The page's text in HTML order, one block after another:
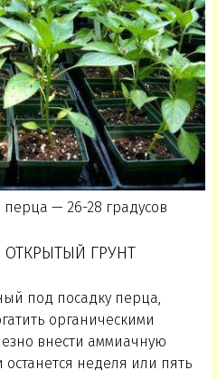
— 26-28 градусов
ГРУНТ
под посадку перца,
органическими
внести аммиачную
останется неделя или пять